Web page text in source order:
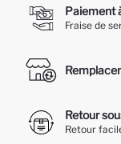
Paiement
Fraise de
Retour
Retour